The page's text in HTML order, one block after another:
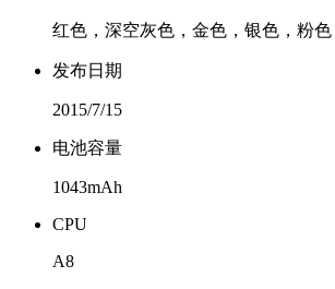
红色，深空灰色，金色，银色，粉
发布日期
2015/7/15
电池容量
1043mAh
CPU
A8